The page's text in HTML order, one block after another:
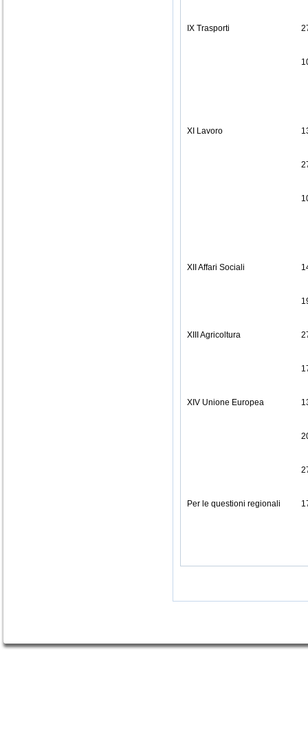
IX Trasporti
XI Lavoro
XII Affari Sociali
XIII Agricoltura
XIV Unione Europea
Per le questioni regionali